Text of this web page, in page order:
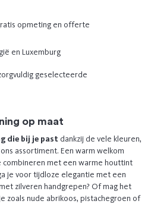
opmeting en offerte
en Luxemburg
geselecteerde
op maat
die bij je past dankzij de vele kleuren,
assortiment. Een warm welkom
met een warme houttint
je voor tijdloze elegantie met een
zilveren handgrepen? Of mag het
zoals nude abrikoos, pistachegroen of